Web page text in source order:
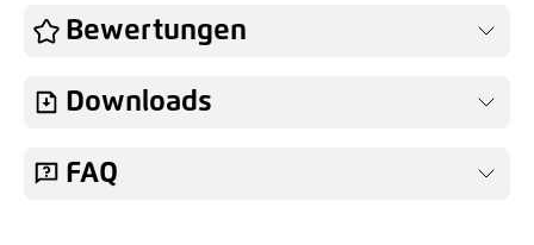
Bewertungen
Downloads
FAQ